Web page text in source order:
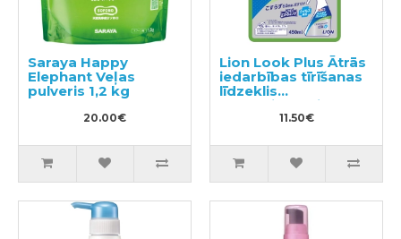
Saraya Happy
Elephant Veļas
pulveris 1,2 kg
20.00€
Lion Look Plus Ātrās
iedarbības tīrīšanas
līdzeklis
vannasistabai ar
citrusaugļu aromātu,
11.50€